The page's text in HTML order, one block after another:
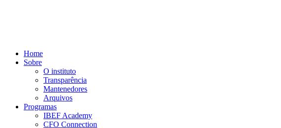
Home
Sobre
O instituto
Transparência
Mantenedores
Arquivos
Programas
IBEF Academy
CFO Connection